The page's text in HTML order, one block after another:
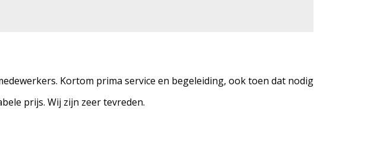
Kortom prima service en begeleiding, ook toen dat nodig
prijs. Wij zijn zeer tevreden.